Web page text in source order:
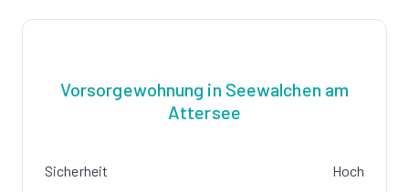
Vorsorgewohnung in Seewalchen am
Attersee
Sicherheit Hoch